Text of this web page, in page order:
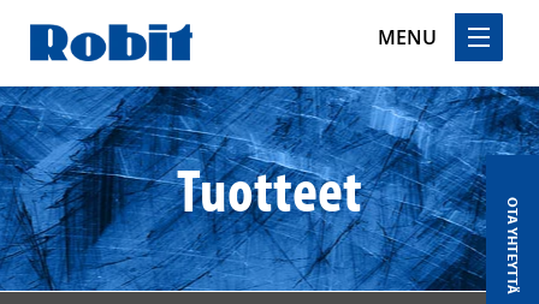
MENU
Skip
to
content
Tuotteet
OTA YHTEYTTÄ